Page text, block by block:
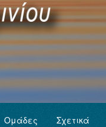
Ομάδες Σχετικά